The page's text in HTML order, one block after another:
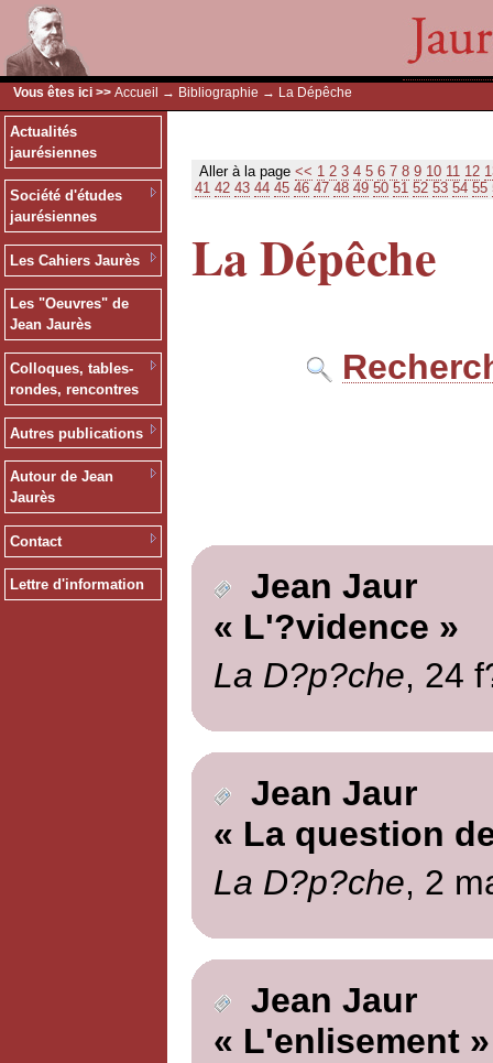
Vous êtes ici >> Accueil → Bibliographie → La Dépêche
Actualités
jaurésiennes
Société d'études
jaurésiennes
Les Cahiers Jaurès
Les "Oeuvres" de
Jean Jaurès
Colloques, tables-
rondes, rencontres
Autres publications
Autour de Jean
Jaurès
Contact
Lettre d'information
Aller à la page << 1 2 3 4 5 6 7 8 9 10 11 12
41 42 43 44 45 46 47 48 49 50 51 52 53 54 55
La Dépêche
Jean Jaur
« L'?vidence »
La D?p?che, 24
Jean Jaur
« La question
La D?p?che, 2
Jean Jaur
« L'enlisement »